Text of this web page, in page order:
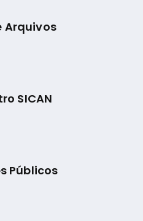
Arquivos
SICAN
Públicos